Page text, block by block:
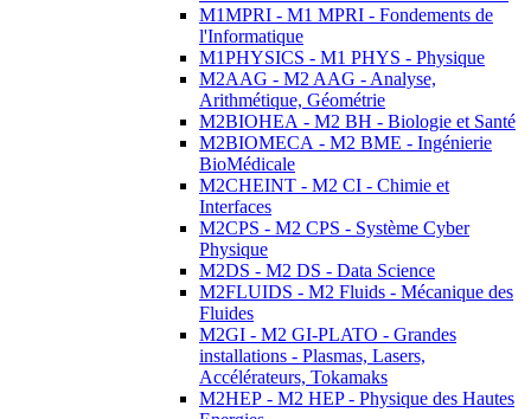
M1MPRI - M1 MPRI - Fondements de
l'Informatique
M1PHYSICS - M1 PHYS - Physique
M2AAG - M2 AAG - Analyse,
Arithmétique, Géométrie
M2BIOHEA - M2 BH - Biologie et Santé
M2BIOMECA - M2 BME - Ingénierie
BioMédicale
M2CHEINT - M2 CI - Chimie et
Interfaces
M2CPS - M2 CPS - Système Cyber
Physique
M2DS - M2 DS - Data Science
M2FLUIDS - M2 Fluids - Mécanique des
Fluides
M2GI - M2 GI-PLATO - Grandes
installations - Plasmas, Lasers,
Accélérateurs, Tokamaks
M2HEP - M2 HEP - Physique des Hautes